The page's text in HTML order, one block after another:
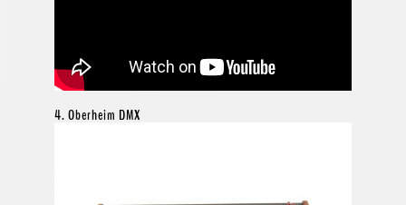
4. Oberheim DMX